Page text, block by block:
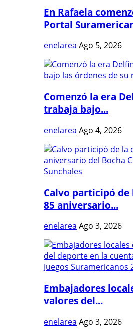
En Rafaela
Portal
enelarea Ago 5, 2026
Comenzó la era
trabaja bajo...
enelarea Ago 4, 2026
Calvo participó
85 aniversario...
enelarea Ago 3, 2026
Embajadores
valores del...
enelarea Ago 3, 2026